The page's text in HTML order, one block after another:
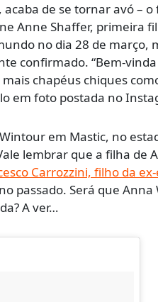
de se tornar avó – o
Anne Shaffer, primeira
no dia 28 de março,
confirmado. “Bem-
chapéus chiques
em foto postada no
em Mastic, no
lembrar que a filha de
Carrozzini, filho da
passado. Será que
A ver…